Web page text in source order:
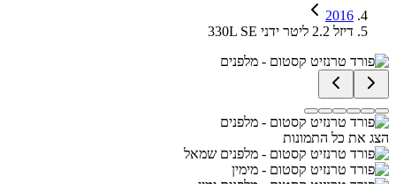
2016
330L SE דיזל 2.2 ליטר ידני
הצג את כל התמונות